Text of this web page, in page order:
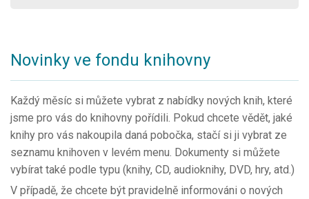
Novinky ve fondu knihovny
Každý měsíc si můžete vybrat z nabídky nových knih, které
jsme pro vás do knihovny pořídili. Pokud chcete vědět, jaké
knihy pro vás nakoupila daná pobočka, stačí si ji vybrat ze
seznamu knihoven v levém menu. Dokumenty si můžete
vybírat také podle typu (knihy, CD, audioknihy, DVD, hry, atd.)
V případě, že chcete být pravidelně informováni o nových